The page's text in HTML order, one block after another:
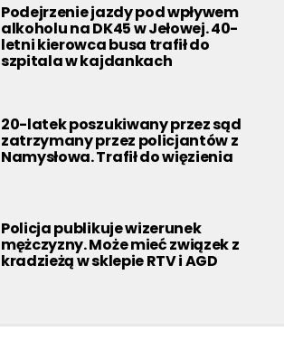
Podejrzenie jazdy pod wpływem
alkoholu na DK45 w Jełowej. 40-
letni kierowca busa trafił do
szpitala w kajdankach
20-latek poszukiwany przez sąd
zatrzymany przez policjantów z
Namysłowa. Trafił do więzienia
Policja publikuje wizerunek
mężczyzny. Może mieć związek z
kradzieżą w sklepie RTV i AGD